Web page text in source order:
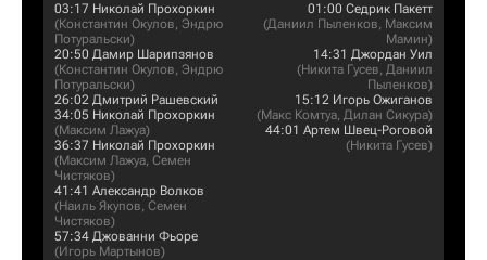
03:17 Николай Прохоркин
(Константин Окулов, Эндрю
Потуральски)
20:50 Дамир Шарипзянов
(Константин Окулов, Эндрю
Потуральски)
26:02 Дмитрий Рашевский
34:05 Николай Прохоркин
(Максим Лажуа)
36:37 Николай Прохоркин
(Максим Лажуа, Семен
Чистяков)
41:41 Александр Волков
(Наиль Якупов, Семен
Чистяков)
57:34 Джованни Фьоре
(Игорь Мартынов)
01:00 Седрик Пакетт
(Даниил Пыленков, Максим
Мамин)
14:31 Джордан Уил
(Никита Гусев, Даниил
Пыленков)
15:12 Игорь Ожиганов
(Макс Комтуа, Дилан Сикура)
44:01 Артем Швец-Роговой
(Никита Гусев)